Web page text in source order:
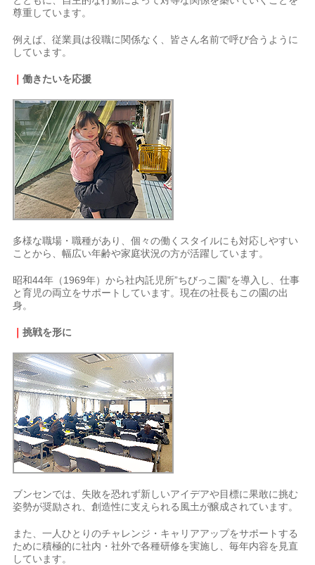
尊重しています。
例えば、従業員は役職に関係なく、皆さん名前で呼び合うように
しています。
｜働きたいを応援
多様な職場・職種があり、個々の働くスタイルにも対応しやすい
ことから、幅広い年齢や家庭状況の方が活躍しています。
昭和44年（1969年）から社内託児所”ちびっこ園”を導入し、仕事
と育児の両立をサポートしています。現在の社長もこの園の出
身。
｜挑戦を形に
ブンセンでは、失敗を恐れず新しいアイデアや目標に果敢に挑む
姿勢が奨励され、創造性に支えられる風土が醸成されています。
また、一人ひとりのチャレンジ・キャリアアップをサポートする
ために積極的に社内・社外で各種研修を実施し、毎年内容を見直
しています。